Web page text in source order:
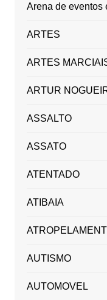
Arena de eventos
ARTES
ARTES
ARTUR
ASSALTO
ASSATO
ATENTADO
ATIBAIA
AUTISMO
AUTOMOVEL